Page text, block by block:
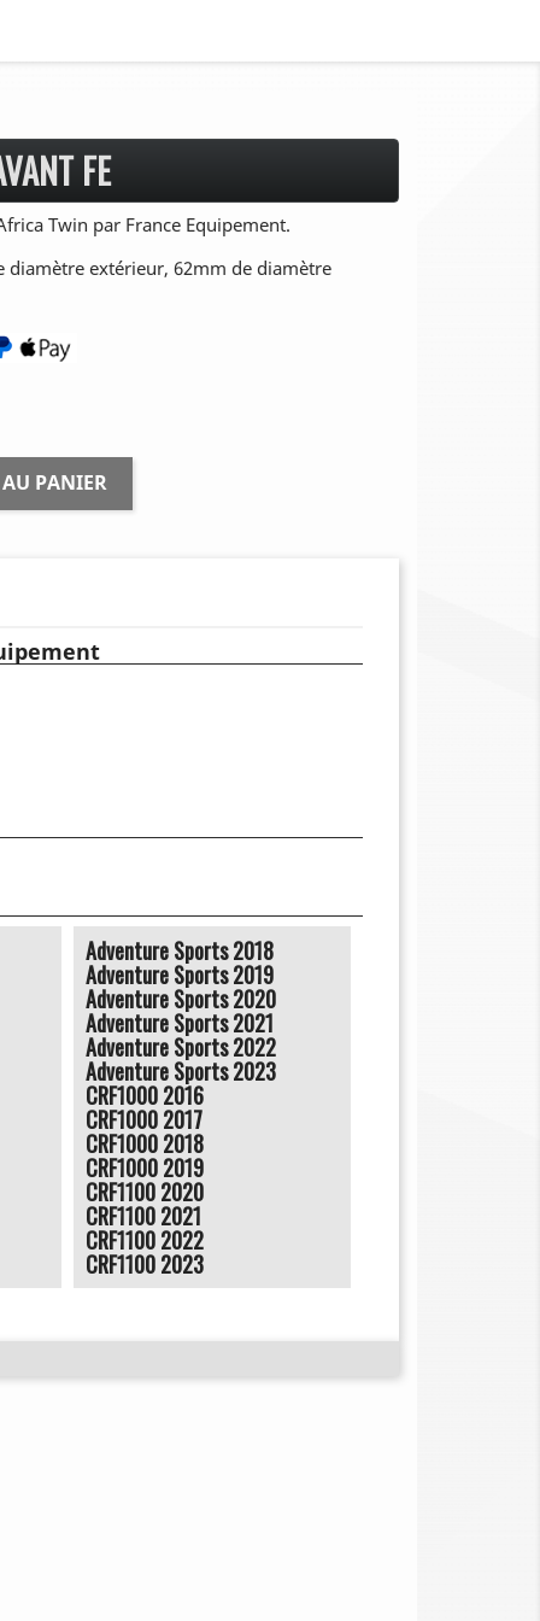
FE
Twin par France Equipement.
diamètre extérieur, 62mm de diamètre
PANIER
Adventure Sports 2018
Adventure Sports 2019
Adventure Sports 2020
Adventure Sports 2021
Adventure Sports 2022
Adventure Sports 2023
CRF1000 2016
CRF1000 2017
CRF1000 2018
CRF1000 2019
CRF1100 2020
CRF1100 2021
CRF1100 2022
CRF1100 2023